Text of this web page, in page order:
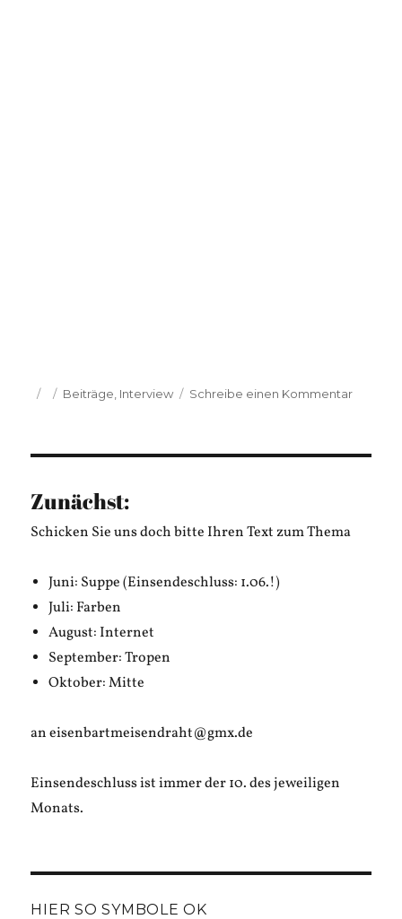
Veröffentlicht
Kategorien
Beiträge Interview Schreibe einen Kommentarzu
Zunächst:
Schicken Sie uns doch bitte Ihren Text zum Thema
Juni: Suppe (Einsendeschluss: 1.06.!)
Juli: Farben
August: Internet
September: Tropen
Oktober: Mitte
an eisenbartmeisendraht@gmx.de
Einsendeschluss ist immer der 10. des jeweiligen
Monats.
HIER SO SYMBOLE OK